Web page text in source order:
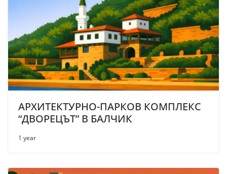
АРХИТЕКТУРНО-ПАРКОВ КОМПЛЕКС
“ДВОРЕЦЪТ” В БАЛЧИК
1 year